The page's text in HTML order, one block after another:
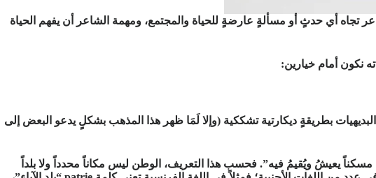
تجاه أي حدثٍ أو مسألةٍ عارضةٍ للحياة والمجتمع، ومهمة الشاعر أن يفهم الحياة
نكون أمام خيارين:
بطريقةٍ ديكارتية تشككية (وإلا لَمَا ظهر هذا المذهب بشكلٍ يدعو البعض إلى
يعيشُ ويُقيمُ فيه”. فحسب هذا التعريف، الوطن ليس مكاناً محدداً ولا بلداً